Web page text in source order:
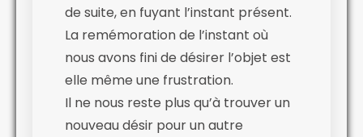
de suite, en fuyant l’instant présent.
La remémoration de l’instant où
nous avons fini de désirer l’objet est
elle même une frustration.
Il ne nous reste plus qu’à trouver un
nouveau désir pour un autre